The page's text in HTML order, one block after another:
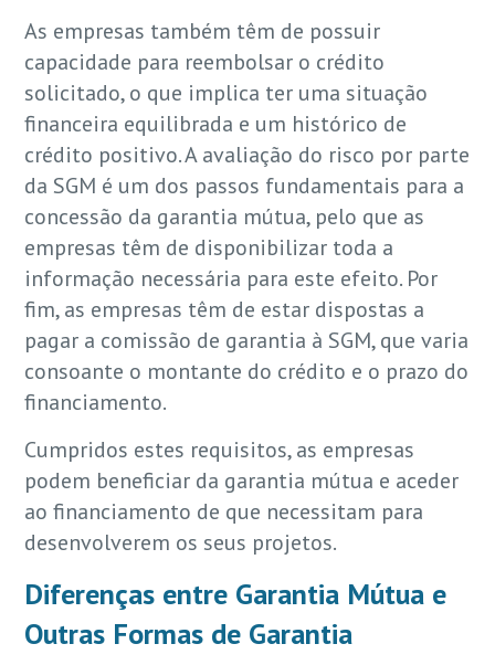
As empresas também têm de possuir
capacidade para reembolsar o crédito
solicitado, o que implica ter uma situação
financeira equilibrada e um histórico de
crédito positivo. A avaliação do risco por parte
da SGM é um dos passos fundamentais para a
concessão da garantia mútua, pelo que as
empresas têm de disponibilizar toda a
informação necessária para este efeito. Por
fim, as empresas têm de estar dispostas a
pagar a comissão de garantia à SGM, que varia
consoante o montante do crédito e o prazo do
financiamento.
Cumpridos estes requisitos, as empresas
podem beneficiar da garantia mútua e aceder
ao financiamento de que necessitam para
desenvolverem os seus projetos.
Diferenças entre Garantia Mútua e
Outras Formas de Garantia